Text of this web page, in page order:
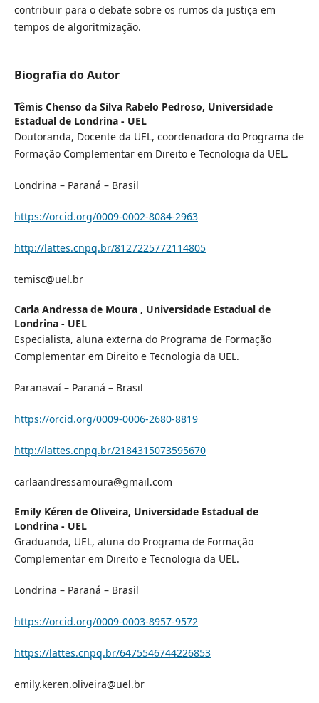
contribuir para o debate sobre os rumos da justiça em
tempos de algoritmização.
Biografia do Autor
Têmis Chenso da Silva Rabelo Pedroso, Universidade
Estadual de Londrina - UEL
Doutoranda, Docente da UEL, coordenadora do Programa de
Formação Complementar em Direito e Tecnologia da UEL.
Londrina – Paraná – Brasil
https://orcid.org/0009-0002-8084-2963
http://lattes.cnpq.br/8127225772114805
temisc@uel.br
Carla Andressa de Moura , Universidade Estadual de
Londrina - UEL
Especialista, aluna externa do Programa de Formação
Complementar em Direito e Tecnologia da UEL.
Paranavaí – Paraná – Brasil
https://orcid.org/0009-0006-2680-8819
http://lattes.cnpq.br/2184315073595670
carlaandressamoura@gmail.com
Emily Kéren de Oliveira, Universidade Estadual de
Londrina - UEL
Graduanda, UEL, aluna do Programa de Formação
Complementar em Direito e Tecnologia da UEL.
Londrina – Paraná – Brasil
https://orcid.org/0009-0003-8957-9572
https://lattes.cnpq.br/6475546744226853
emily.keren.oliveira@uel.br